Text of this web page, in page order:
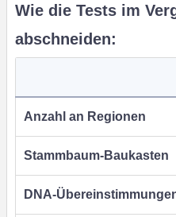
Wie die Tests im
abschneiden:
Anzahl an Regionen
Stammbaum-Baukasten
DNA-